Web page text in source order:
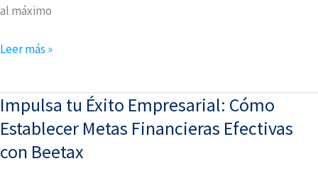
al máximo
Leer más »
Impulsa tu Éxito Empresarial: Cómo
Establecer Metas Financieras Efectivas
con Beetax
Impulsa
tu
Empresarial: